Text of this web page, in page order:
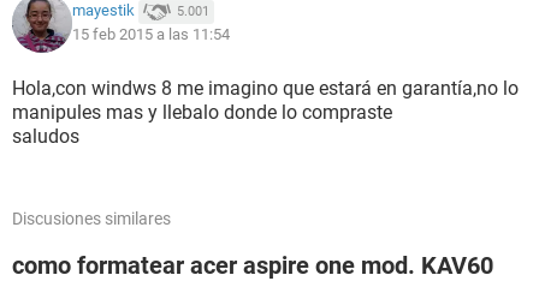
mayestik 5.001
15 feb 2015 a las 11:54
Hola,con windws 8 me imagino que estará en garantía,no lo
manipules mas y llebalo donde lo compraste
saludos
Discusiones similares
como formatear acer aspire one mod. KAV60